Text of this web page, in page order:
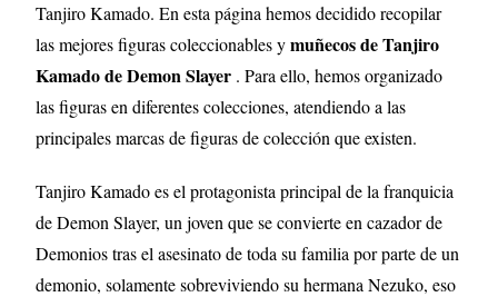
Tanjiro Kamado. En esta página hemos decidido recopilar
las mejores figuras coleccionables ymuñecos de Tanjiro
Kamado de Demon Slayer . Para ello, hemos organizado
las figuras en diferentes colecciones, atendiendo a las
principales marcas de figuras de colección que existen.
Tanjiro Kamado es el protagonista principal de la franquicia
de Demon Slayer, un joven que se convierte en cazador de
Demonios tras el asesinato de toda su familia por parte de un
demonio, solamente sobreviviendo su hermana Nezuko, eso